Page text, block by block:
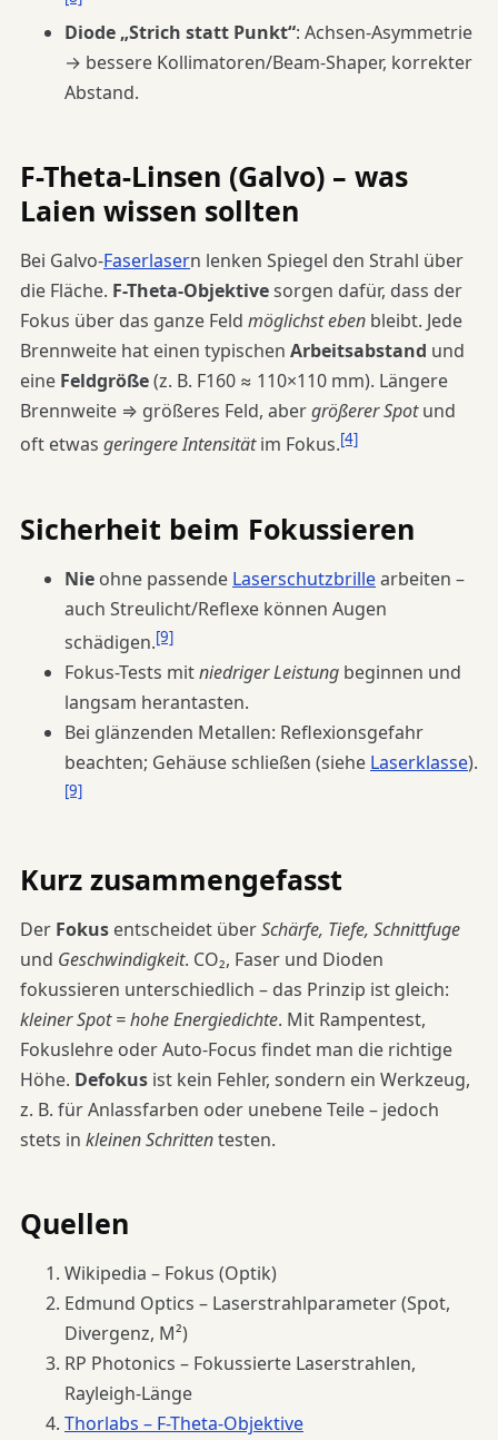
Diode „Strich statt Punkt“: Achsen-Asymmetrie
→ bessere Kollimatoren/Beam-Shaper, korrekter
Abstand.
F-Theta-Linsen (Galvo) – was
Laien wissen sollten
Bei Galvo-Faserlasern lenken Spiegel den Strahl über
die Fläche. F-Theta-Objektivesorgen dafür, dass der
Fokus über das ganze Feld möglichst eben bleibt. Jede
Brennweite hat einen typischen Arbeitsabstand und
eine Feldgröße(z. B. F160 ≈ 110×110 mm). Längere
Brennweite ⇒ größeres Feld, abergrößerer Spotund
oft etwas geringere Intensitätim Fokus.[4]
Sicherheit beim Fokussieren
Nie ohne passende Laserschutzbrillearbeiten –
auch Streulicht/Reflexe können Augen
schädigen.[9]
Fokus-Tests mitniedriger Leistung beginnen und
langsam herantasten.
Bei glänzenden Metallen: Reflexionsgefahr
beachten; Gehäuse schließen (siehe Laserklasse).
[9]
Kurz zusammengefasst
Der Fokus entscheidet überSchärfe, Tiefe, Schnittfuge
und Geschwindigkeit. CO₂, Faser und Dioden
fokussieren unterschiedlich – das Prinzip ist gleich:
kleiner Spot = hohe Energiedichte. Mit Rampentest,
Fokuslehre oder Auto-Focus findet man die richtige
Höhe. Defokus ist kein Fehler, sondern ein Werkzeug,
z. B. für Anlassfarben oder unebene Teile – jedoch
stets in kleinen Schrittentesten.
Quellen
Wikipedia – Fokus (Optik)
Edmund Optics – Laserstrahlparameter (Spot,
Divergenz, M²)
RP Photonics – Fokussierte Laserstrahlen,
Rayleigh-Länge
Thorlabs – F-Theta-Objektive